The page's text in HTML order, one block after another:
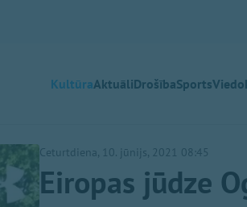
KultūraAktuāliDrošībaSports
Ceturtdiena, 10. jūnijs, 2021 08:45
Eiropas jūdze